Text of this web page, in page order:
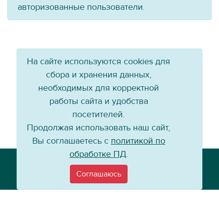
авторизованные пользователи.
Email:info@baikal-energy.ru
На сайте используются cookies для
сбора и хранения данных,
необходимых для корректной
работы сайта и удобства
посетителей.
Продолжая использовать наш сайт,
Вы соглашаетесь с политикой по
обработке ПД.
Соглашаюсь